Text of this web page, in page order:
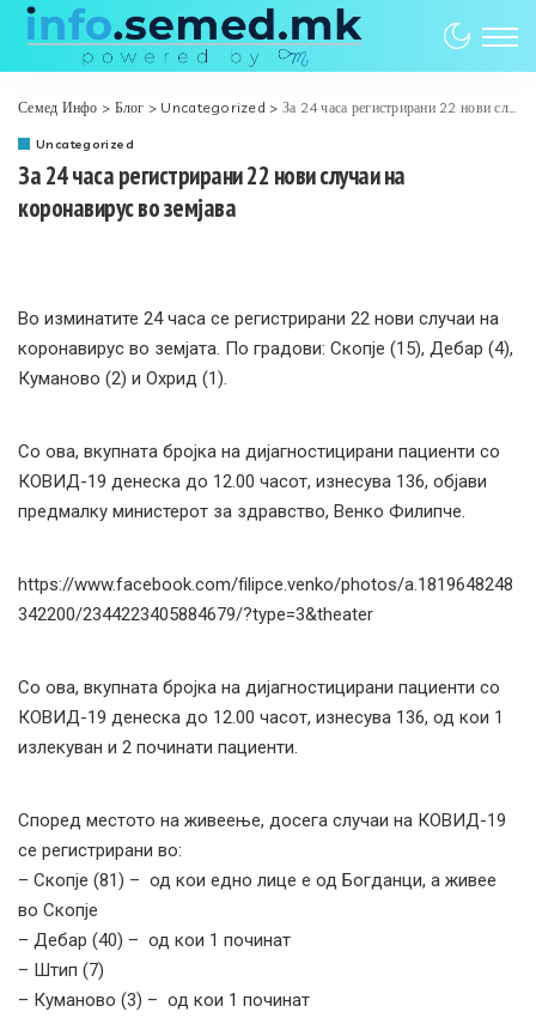
Семед Инфо > Блог > Uncategorized > За 24 часа регистрирани 22 нови случаи на коронавирус во земјава
Uncategorized
За 24 часа регистрирани 22 нови случаи на
коронавирус во земјава
Во изминатите 24 часа се регистрирани 22 нови случаи на
коронавирус во земјата. По градови: Скопје (15), Дебар (4),
Куманово (2) и Охрид (1).
Со ова, вкупната бројка на дијагностицирани пациенти со
КОВИД-19 денеска до 12.00 часот, изнесува 136, објави
предмалку министерот за здравство, Венко Филипче.
https://www.facebook.com/filipce.venko/photos/a.1819648248
342200/2344223405884679/?type=3&theater
Со ова, вкупната бројка на дијагностицирани пациенти со
КОВИД-19 денеска до 12.00 часот, изнесува 136, од кои 1
излекуван и 2 починати пациенти.
Според местото на живеење, досега случаи на КОВИД-19
се регистрирани во:
– Скопје (81) – од кои едно лице е од Богданци, а живее
во Скопје
– Дебар (40) – од кои 1 починат
– Штип (7)
– Куманово (3) – од кои 1 починат